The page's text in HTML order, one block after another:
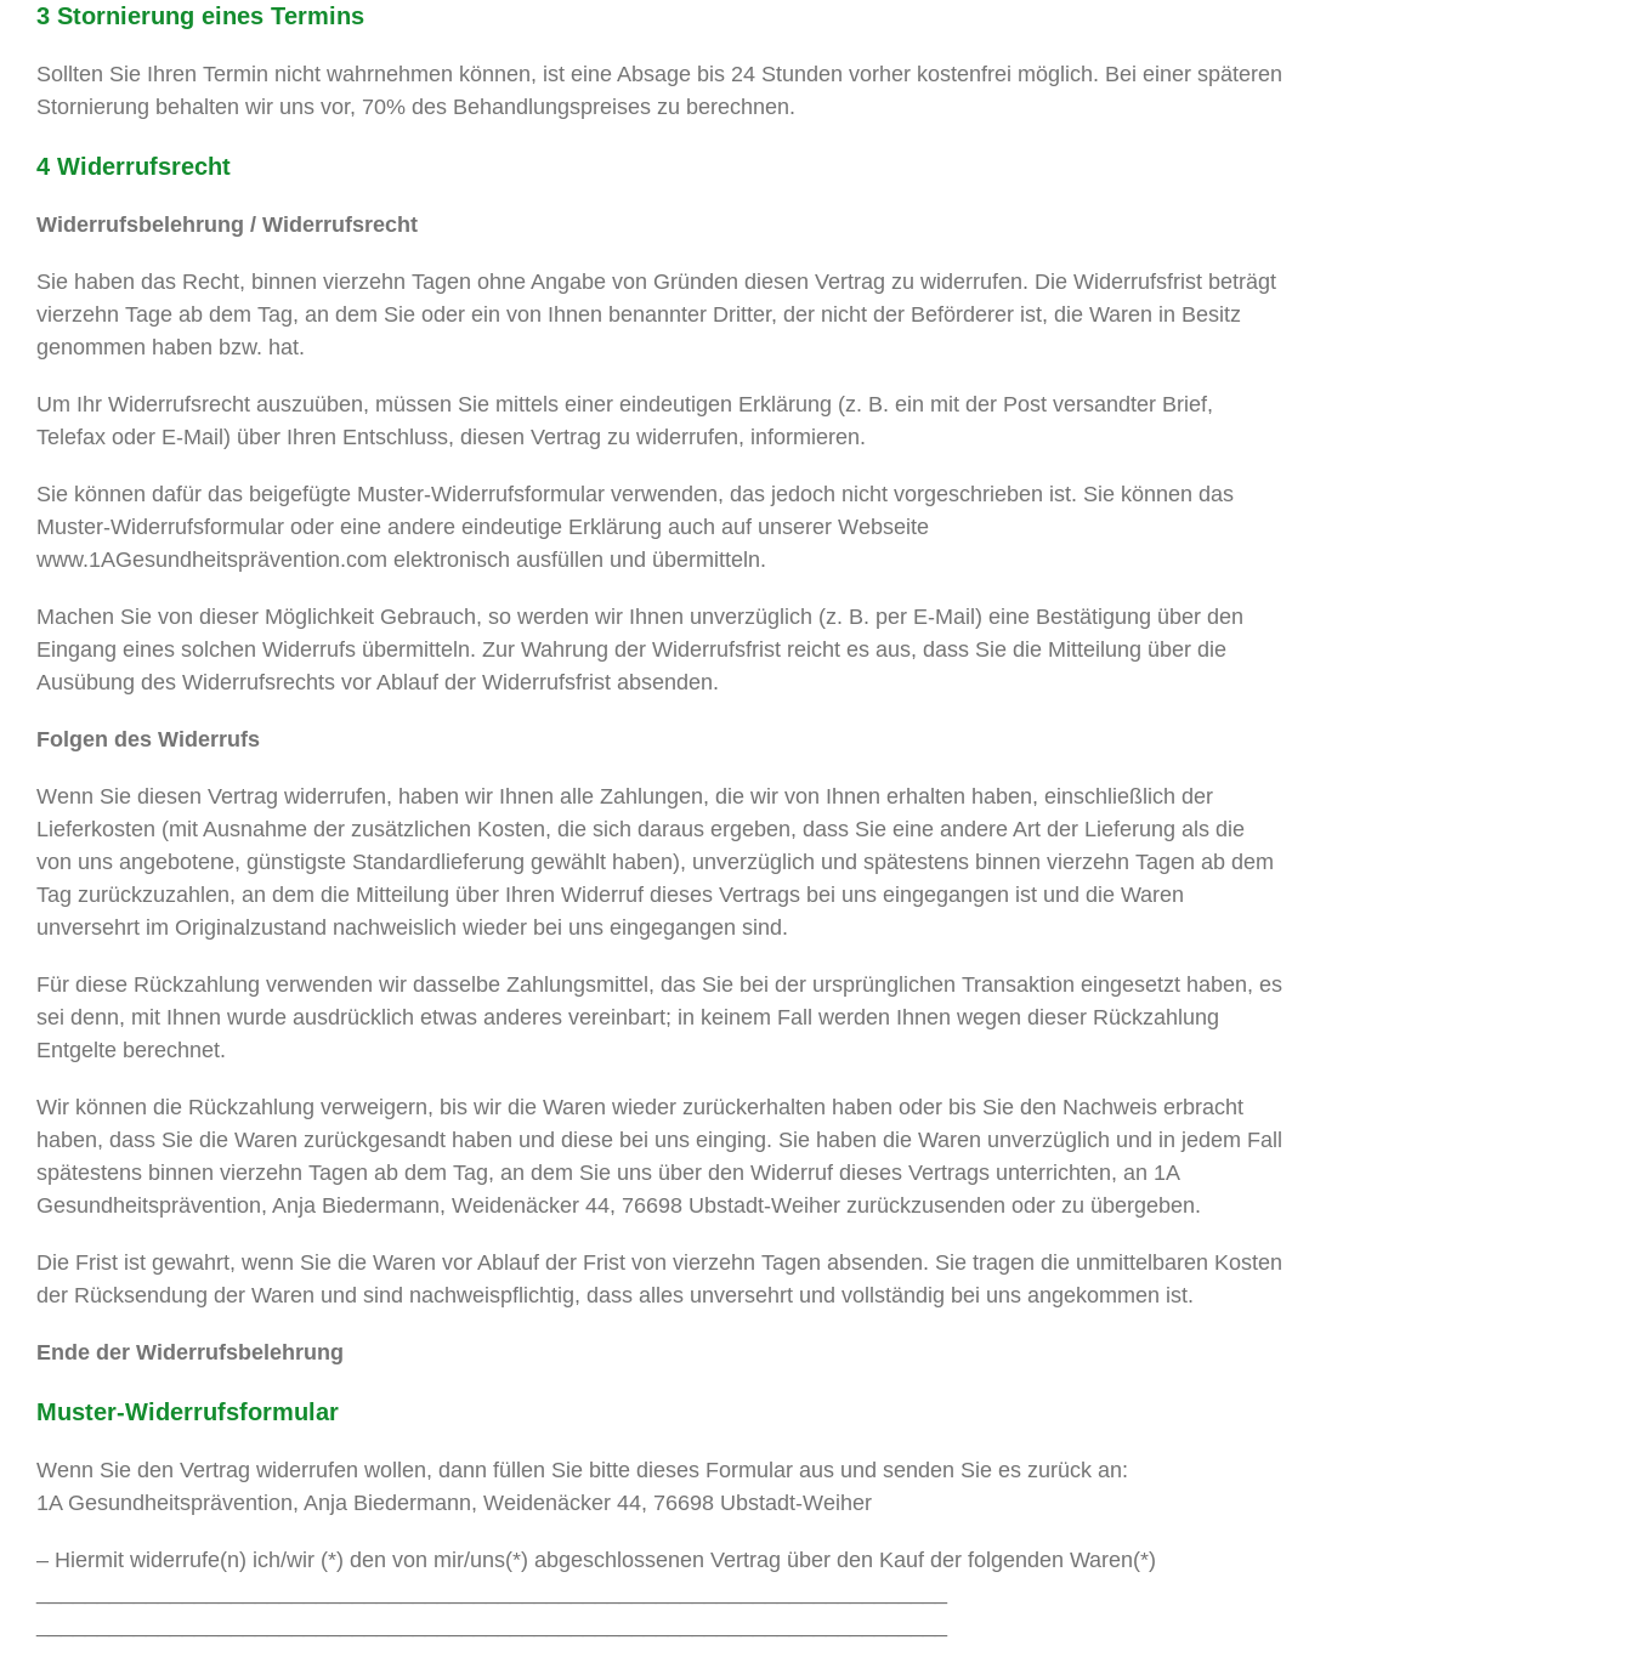
3 Stornierung eines Termins
Sollten Sie Ihren Termin nicht wahrnehmen können, ist eine Absage bis 24 Stunden vorher kostenfrei möglich. Bei einer späteren
Stornierung behalten wir uns vor, 70% des Behandlungspreises zu berechnen.
4 Widerrufsrecht
Widerrufsbelehrung / Widerrufsrecht
Sie haben das Recht, binnen vierzehn Tagen ohne Angabe von Gründen diesen Vertrag zu widerrufen. Die Widerrufsfrist beträgt
vierzehn Tage ab dem Tag, an dem Sie oder ein von Ihnen benannter Dritter, der nicht der Beförderer ist, die Waren in Besitz
genommen haben bzw. hat.
Um Ihr Widerrufsrecht auszuüben, müssen Sie mittels einer eindeutigen Erklärung (z. B. ein mit der Post versandter Brief,
Telefax oder E-Mail) über Ihren Entschluss, diesen Vertrag zu widerrufen, informieren.
Sie können dafür das beigefügte Muster-Widerrufsformular verwenden, das jedoch nicht vorgeschrieben ist. Sie können das
Muster-Widerrufsformular oder eine andere eindeutige Erklärung auch auf unserer Webseite
www.1AGesundheitsprävention.com elektronisch ausfüllen und übermitteln.
Machen Sie von dieser Möglichkeit Gebrauch, so werden wir Ihnen unverzüglich (z. B. per E-Mail) eine Bestätigung über den
Eingang eines solchen Widerrufs übermitteln. Zur Wahrung der Widerrufsfrist reicht es aus, dass Sie die Mitteilung über die
Ausübung des Widerrufsrechts vor Ablauf der Widerrufsfrist absenden.
Folgen des Widerrufs
Wenn Sie diesen Vertrag widerrufen, haben wir Ihnen alle Zahlungen, die wir von Ihnen erhalten haben, einschließlich der
Lieferkosten (mit Ausnahme der zusätzlichen Kosten, die sich daraus ergeben, dass Sie eine andere Art der Lieferung als die
von uns angebotene, günstigste Standardlieferung gewählt haben), unverzüglich und spätestens binnen vierzehn Tagen ab dem
Tag zurückzuzahlen, an dem die Mitteilung über Ihren Widerruf dieses Vertrags bei uns eingegangen ist und die Waren
unversehrt im Originalzustand nachweislich wieder bei uns eingegangen sind.
Für diese Rückzahlung verwenden wir dasselbe Zahlungsmittel, das Sie bei der ursprünglichen Transaktion eingesetzt haben, es
sei denn, mit Ihnen wurde ausdrücklich etwas anderes vereinbart; in keinem Fall werden Ihnen wegen dieser Rückzahlung
Entgelte berechnet.
Wir können die Rückzahlung verweigern, bis wir die Waren wieder zurückerhalten haben oder bis Sie den Nachweis erbracht
haben, dass Sie die Waren zurückgesandt haben und diese bei uns einging. Sie haben die Waren unverzüglich und in jedem Fall
spätestens binnen vierzehn Tagen ab dem Tag, an dem Sie uns über den Widerruf dieses Vertrags unterrichten, an 1A
Gesundheitsprävention, Anja Biedermann, Weidenäcker 44, 76698 Ubstadt-Weiher zurückzusenden oder zu übergeben.
Die Frist ist gewahrt, wenn Sie die Waren vor Ablauf der Frist von vierzehn Tagen absenden. Sie tragen die unmittelbaren Kosten
der Rücksendung der Waren und sind nachweispflichtig, dass alles unversehrt und vollständig bei uns angekommen ist.
Ende der Widerrufsbelehrung
Muster-Widerrufsformular
Wenn Sie den Vertrag widerrufen wollen, dann füllen Sie bitte dieses Formular aus und senden Sie es zurück an:
1A Gesundheitsprävention, Anja Biedermann, Weidenäcker 44, 76698 Ubstadt-Weiher
– Hiermit widerrufe(n) ich/wir (*) den von mir/uns(*) abgeschlossenen Vertrag über den Kauf der folgenden Waren(*)